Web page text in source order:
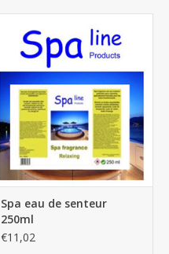
AJOUTER AU PANIER
Spa eau de senteur
250ml
€11,02